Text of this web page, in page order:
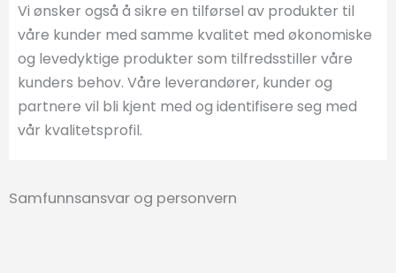
Vi ønsker også å sikre en tilførsel av produkter til
våre kunder med samme kvalitet med økonomiske
og levedyktige produkter som tilfredsstiller våre
kunders behov. Våre leverandører, kunder og
partnere vil bli kjent med og identifisere seg med
vår kvalitetsprofil.
Samfunnsansvar og personvern